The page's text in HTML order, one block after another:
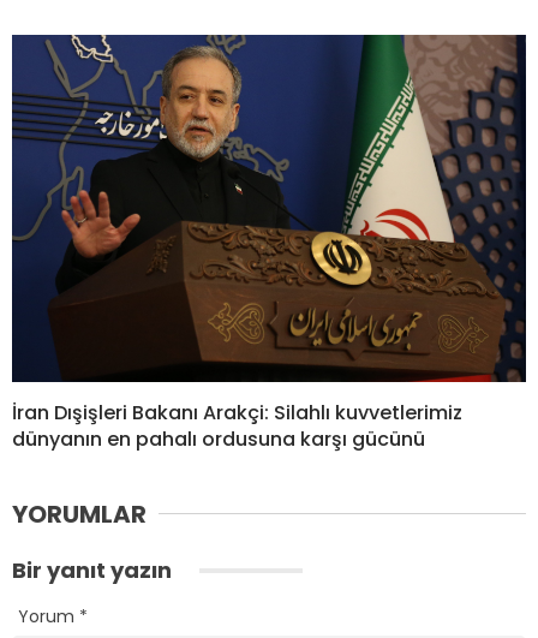
İran Dışişleri Bakanı Arakçi: Silahlı kuvvetlerimiz
dünyanın en pahalı ordusuna karşı gücünü
YORUMLAR
Bir yanıt yazın
Yorum *